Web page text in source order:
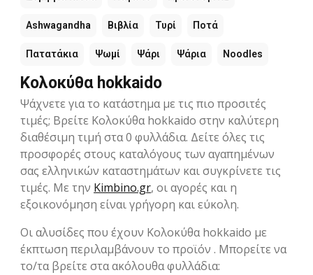
Ashwagandha Βιβλία Τυρί Ποτά
Πατατάκια Ψωμί Ψάρι Ψάρια Noodles
Κολοκύθα hokkaido
Ψάχνετε για το κατάστημα με τις πιο προσιτές
τιμές; Βρείτε Κολοκύθα hokkaido στην καλύτερη
διαθέσιμη τιμή στα 0 φυλλάδια. Δείτε όλες τις
προσφορές στους καταλόγους των αγαπημένων
σας ελληνικών καταστημάτων και συγκρίνετε τις
τιμές. Με την Kimbino.gr, οι αγορές και η
εξοικονόμηση είναι γρήγορη και εύκολη.
Οι αλυσίδες που έχουν Κολοκύθα hokkaido με
έκπτωση περιλαμβάνουν το προϊόν . Μπορείτε να
το/τα βρείτε στα ακόλουθα φυλλάδια: